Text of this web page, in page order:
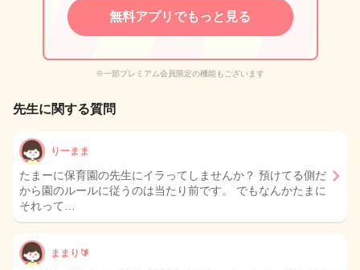
無料アプリでもっと見る
※一部プレミアム会員限定の機能もございます
先生に関する質問
りーまま
たまーに保育園の先生にイラってしませんか？ 預けてる側だ
から園のルールに従うのは当たり前です。 でもなんかたまに
それって…
ままり🔰